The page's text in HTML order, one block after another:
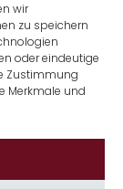
wir
zu speichern
oder eindeutige
Zustimmung
Merkmale und